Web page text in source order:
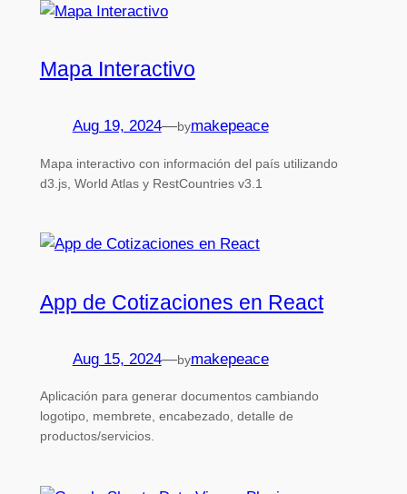
Mapa Interactivo
Aug 19, 2024—bymakepeace
Mapa interactivo con información del país utilizando
d3.js, World Atlas y RestCountries v3.1
App de Cotizaciones en React
Aug 15, 2024—bymakepeace
Aplicación para generar documentos cambiando
logotipo, membrete, encabezado, detalle de
productos/servicios.